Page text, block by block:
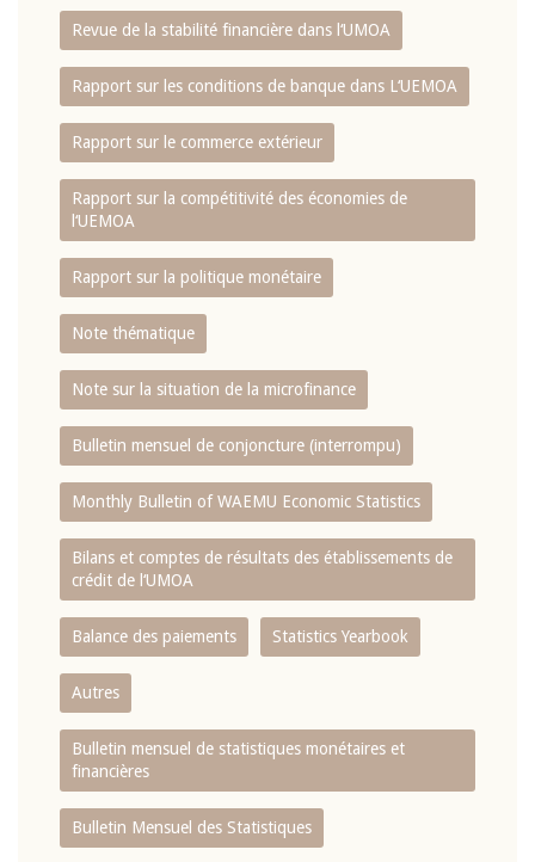
Revue de la stabilité financière dans l‘UMOA
Rapport sur les conditions de banque dans L‘UEMOA
Rapport sur le commerce extérieur
Rapport sur la compétitivité des économies de
l‘UEMOA
Rapport sur la politique monétaire
Note thématique
Note sur la situation de la microfinance
Bulletin mensuel de conjoncture (interrompu)
Monthly Bulletin of WAEMU Economic Statistics
Bilans et comptes de résultats des établissements de
crédit de l‘UMOA
Balance des paiements Statistics Yearbook
Autres
Bulletin mensuel de statistiques monétaires et
financières
Bulletin Mensuel des Statistiques